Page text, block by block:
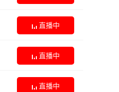
直播中
直播中
直播中